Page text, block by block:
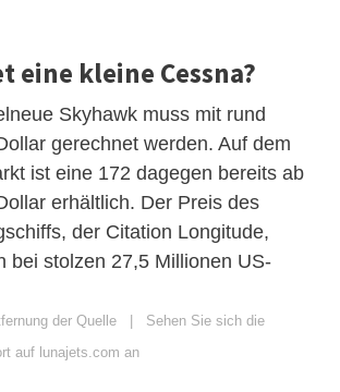
eine kleine Cessna?
Skyhawk muss mit rund
gerechnet werden. Auf dem
ist eine 172 dagegen bereits ab
erhältlich. Der Preis des
der Citation Longitude,
bei stolzen 27,5 Millionen US-
der Quelle | Sehen Sie sich die
auf lunajets.com an